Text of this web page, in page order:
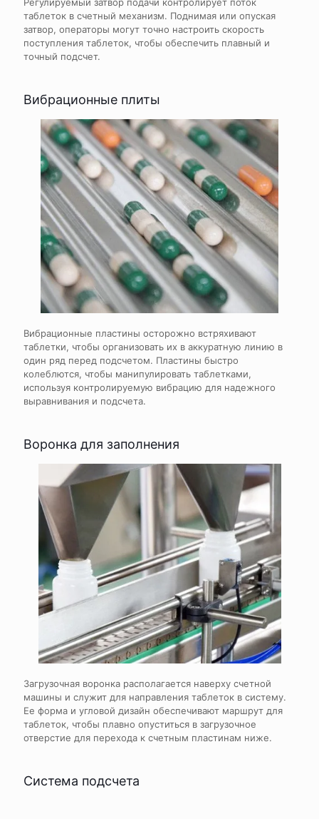
таблеток в счетный механизм. Поднимая или опуская
затвор, операторы могут точно настроить скорость
поступления таблеток, чтобы обеспечить плавный и
точный подсчет.
Вибрационные плиты
Вибрационные пластины осторожно встряхивают
таблетки, чтобы организовать их в аккуратную линию в
один ряд перед подсчетом. Пластины быстро
колеблются, чтобы манипулировать таблетками,
используя контролируемую вибрацию для надежного
выравнивания и подсчета.
Воронка для заполнения
Загрузочная воронка располагается наверху счетной
машины и служит для направления таблеток в систему.
Ее форма и угловой дизайн обеспечивают маршрут для
таблеток, чтобы плавно опуститься в загрузочное
отверстие для перехода к счетным пластинам ниже.
Система подсчета